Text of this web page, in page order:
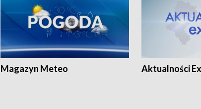
Magazyn Meteo Aktualności